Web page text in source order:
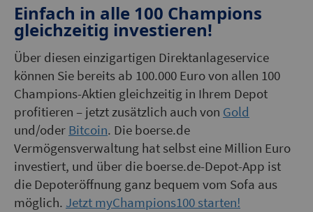
Einfach in alle 100 Champions
gleichzeitig investieren!
Über diesen einzigartigen Direktanlageservice
können Sie bereits ab 100.000 Euro von allen 100
Champions-Aktien gleichzeitig in Ihrem Depot
profitieren – jetzt zusätzlich auch von Gold
und/oder Bitcoin. Die boerse.de
Vermögensverwaltung hat selbst eine Million Euro
investiert, und über die boerse.de-Depot-App ist
die Depoteröffnung ganz bequem vom Sofa aus
möglich. Jetzt myChampions100 starten!